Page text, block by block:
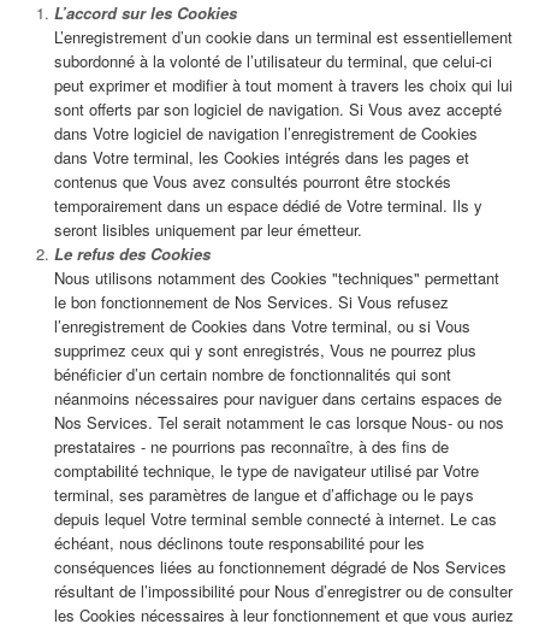
L’accord sur les Cookies
L’enregistrement d’un cookie dans un terminal est essentiellement
subordonné à la volonté de l’utilisateur du terminal, que celui-ci
peut exprimer et modifier à tout moment à travers les choix qui lui
sont offerts par son logiciel de navigation. Si Vous avez accepté
dans Votre logiciel de navigation l’enregistrement de Cookies
dans Votre terminal, les Cookies intégrés dans les pages et
contenus que Vous avez consultés pourront être stockés
temporairement dans un espace dédié de Votre terminal. Ils y
seront lisibles uniquement par leur émetteur.
Le refus des Cookies
Nous utilisons notamment des Cookies "techniques" permettant
le bon fonctionnement de Nos Services. Si Vous refusez
l’enregistrement de Cookies dans Votre terminal, ou si Vous
supprimez ceux qui y sont enregistrés, Vous ne pourrez plus
bénéficier d’un certain nombre de fonctionnalités qui sont
néanmoins nécessaires pour naviguer dans certains espaces de
Nos Services. Tel serait notamment le cas lorsque Nous- ou nos
prestataires - ne pourrions pas reconnaître, à des fins de
comptabilité technique, le type de navigateur utilisé par Votre
terminal, ses paramètres de langue et d’affichage ou le pays
depuis lequel Votre terminal semble connecté à internet. Le cas
échéant, nous déclinons toute responsabilité pour les
conséquences liées au fonctionnement dégradé de Nos Services
résultant de l’impossibilité pour Nous d’enregistrer ou de consulter
les Cookies nécessaires à leur fonctionnement et que vous auriez